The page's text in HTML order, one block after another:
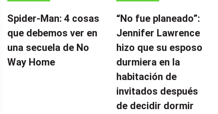
Spider-Man: 4 cosas
que debemos ver en
una secuela de No
Way Home
“No fue planeado”: ​​
Jennifer Lawrence
hizo que su esposo
durmiera en la
habitación de
invitados después
de decidir dormir